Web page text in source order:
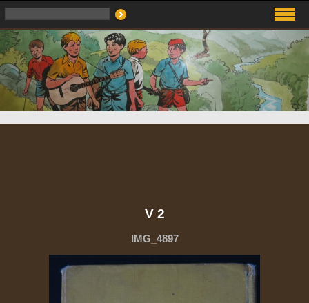
V 2
IMG_4897